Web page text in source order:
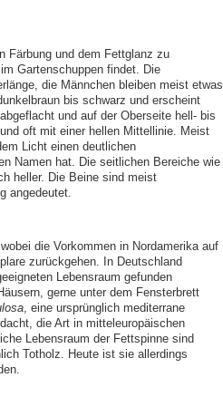
Färbung und dem Fettglanz zu
Gartenschuppen findet. Die
die Männchen bleiben meist etwas
bis schwarz und erscheint
und auf der Oberseite hell- bis
oft mit einer hellen Mittellinie. Meist
Licht einen deutlichen
Namen hat. Die seitlichen Bereiche wie
heller. Die Beine sind meist
angedeutet.
die Vorkommen in Nordamerika auf
zurückgehen. In Deutschland
Lebensraum gefunden
gerne unter dem Fensterbrett
, eine ursprünglich mediterrane
die Art in mitteleuropäischen
Lebensraum der Fettspinne sind
Totholz. Heute ist sie allerdings